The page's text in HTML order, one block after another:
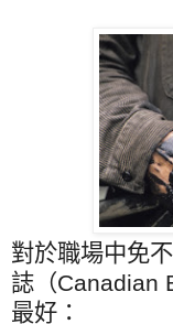
對於職場中免
誌（Canadian
最好：